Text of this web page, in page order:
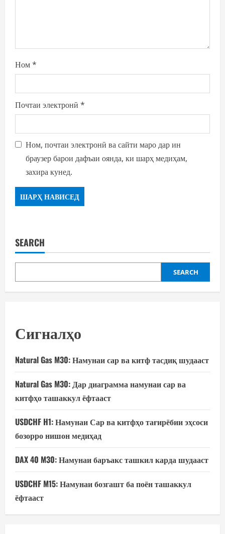
Ном*
Почтаи электронӣ *
Ном, почтаи электронӣ ва сайти маро дар ин
браузер барои дафъаи оянда, ки шарҳ медиҳам,
захира кунед.
SEARCH
SEARCH
Сигналҳо
Natural Gas M30: Намунаи сар ва китф тасдиқ шудааст
Natural Gas M30: Дар диаграмма намунаи сар ва
китфҳо ташаккул ёфтааст
USDCHF H1: Намунаи Сар ва китфҳо тағирёбии эҳсоси
бозорро нишон медиҳад
DAX 40 M30: Намунаи баръакс ташкил карда шудааст
USDCHF M15: Намунаи бозгашт ба поён ташаккул
ёфтааст